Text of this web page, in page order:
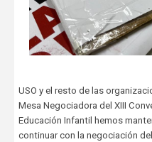
USO y el resto de las
Mesa Negociadora del XIII
Educación Infantil hemos
continuar con la negociación